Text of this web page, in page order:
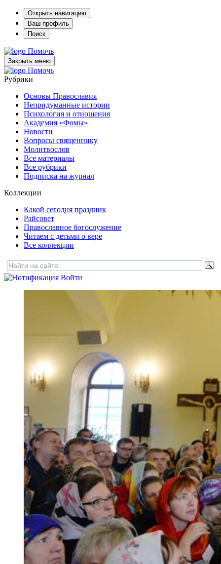
Открыть навигацию
Ваш профиль
Поиск
Помочь
Закрыть меню
Помочь
Рубрики
Основы Православия
Непридуманные истории
Психология и отношения
Академия «Фомы»
Новости
Вопросы священнику
Молитвослов
Все материалы
Все рубрики
Подписка на журнал
Коллекции
Какой сегодня праздник
Райсовет
Православное богослужение
Читаем с детьми о вере
Все коллекции
Войти